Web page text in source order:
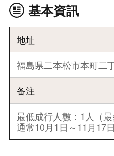
基本資訊
地址
福島県二本松市本町二
备注
最低成行人數：1人（最
通常10月1日～11月17